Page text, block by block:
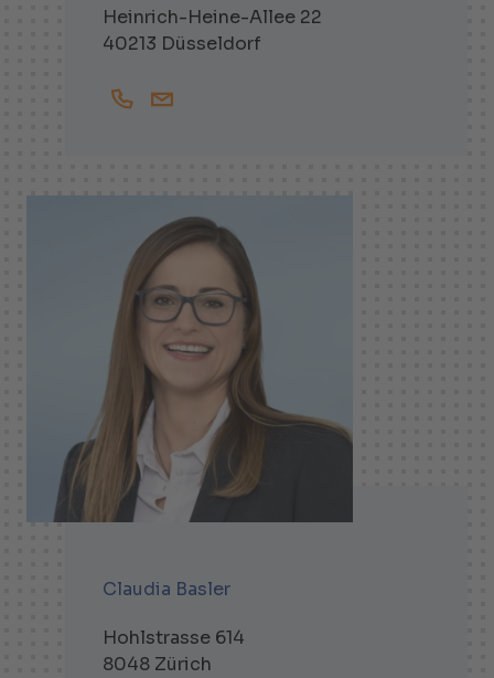
Heinrich-Heine-Allee 22
40213 Düsseldorf
+492111370743
Robert.Leonhardt@helbling.de
Claudia Basler
Hohlstrasse 614
8048 Zürich